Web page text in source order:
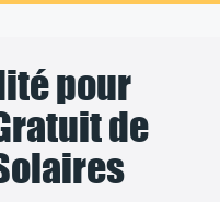
pour
de